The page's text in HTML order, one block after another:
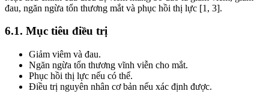
đau, ngăn ngừa tổn thương mắt và phục hồi thị lực [1, 3].
6.1. Mục tiêu điều trị
Giảm viêm và đau.
Ngăn ngừa tổn thương vĩnh viễn cho mắt.
Phục hồi thị lực nếu có thể.
Điều trị nguyên nhân cơ bản nếu xác định được.